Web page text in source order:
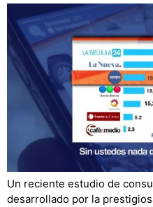
Un reciente estudio de
desarrollado por la